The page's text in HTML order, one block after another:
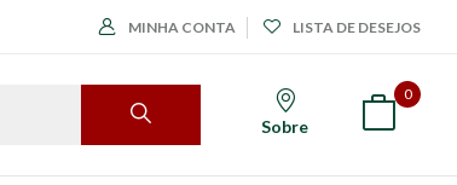
MINHA CONTA LISTA DE DESEJOS
Sobre
0